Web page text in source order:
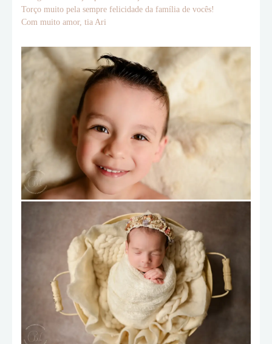
Torço muito pela sempre felicidade da família de vocês!
Com muito amor, tia Ari